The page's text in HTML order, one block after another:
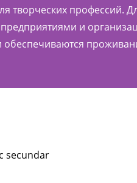
творческих профессий.
и
secundar